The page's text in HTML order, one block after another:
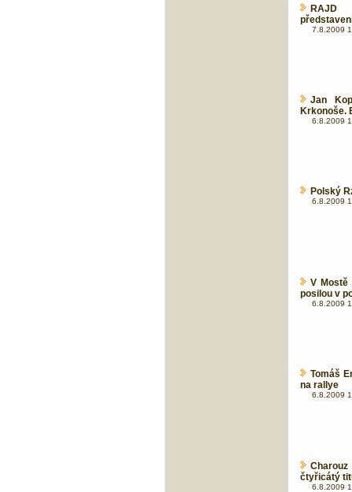
RAJD
7.8.2009
Jan
Krkonoše.
6.8.2009
Polský
6.8.2009
V Mostě
posilou v
6.8.2009
Tomáš
na rallye
6.8.2009
čtyřicátý
6.8.2009